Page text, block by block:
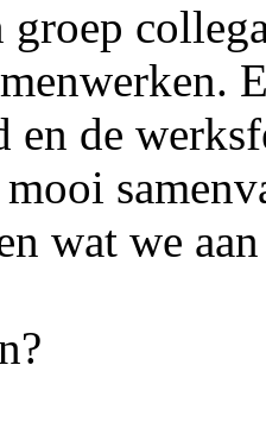
en de
wat we